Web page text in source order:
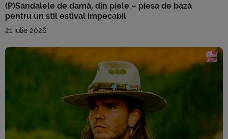
(P)Sandalele de damă, din piele – piesa de bază
pentru un stil estival impecabil
21 iulie 2026